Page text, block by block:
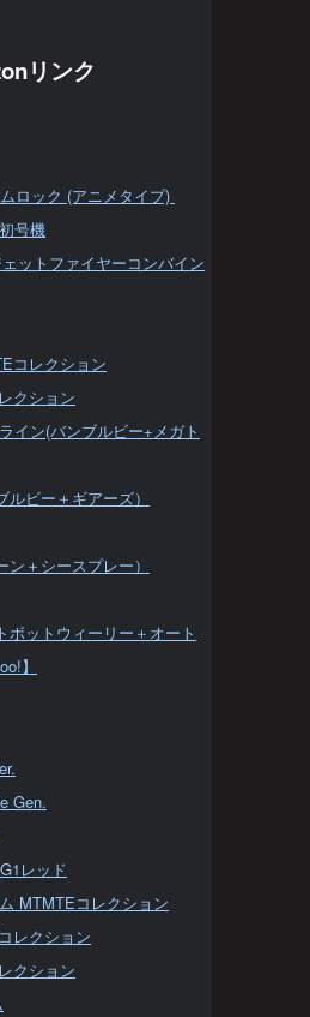
リンク
ロック (アニメタイプ)
号機
ットファイヤーコンバイン
コレクション
クション
イン(バンブルビー+メガト
ビー＋ギアーズ）
＋シースプレー）
ボットウィーリー＋オート
】
Gen.
レッド
MTMTEコレクション
レクション
クション